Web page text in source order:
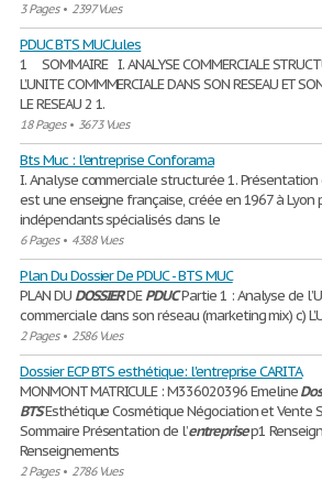
3 Pages• 2397 Vues
PDUC BTS MUC Jules
1 SOMMAIRE I. ANALYSE COMMERCIALE
L’UNITE COMMMERCIALE DANS SON RESEAU ET
LE RESEAU 2 1.
18 Pages• 3673 Vues
Bts Muc : l'entreprise Conforama
I. Analyse commerciale structurée 1.
est une enseigne française, créée en 1967 à Lyon
indépendants spécialisés dans le
6 Pages• 4388 Vues
Plan Du Dossier De PDUC - BTS MUC
PLAN DU DOSSIERDEPDUCPartie 1 : Analyse de
commerciale dans son réseau (marketing mix) c)
2 Pages• 2586 Vues
Dossier ECP BTS esthétique: l'entreprise CARITA
MONMONT MATRICULE : M336020396 Emeline
BTSEsthétique Cosmétique Négociation et Vente
Sommaire Présentation de l’entreprisep1
Renseignements
2 Pages• 2786 Vues